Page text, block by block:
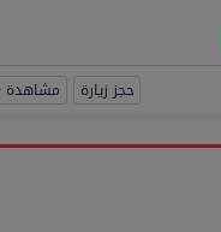
حجز زيارة مشاهدة 360